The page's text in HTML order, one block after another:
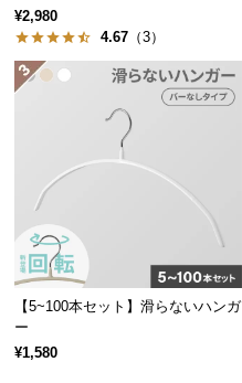
証
に
つ
員
約
に
て
し入れ簡単 左右スイング
¥2,980
4.67 （3）
【5~100本セット】滑らないハンガ
ー
¥1,580